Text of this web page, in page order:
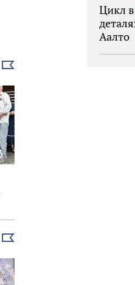
Выбрать
Выбрать
Цикл
Аалто